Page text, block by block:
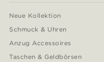
Neue Kollektion
Schmuck & Uhren
Anzug Accessoires
Taschen & Geldbörsen